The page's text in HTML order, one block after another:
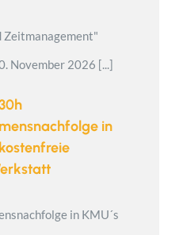
Zeitmanagement"
November 2026 [...]
in
in KMU´s